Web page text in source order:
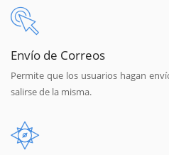
Envío de Correos
Permite que los usuarios hagan
salirse de la misma.